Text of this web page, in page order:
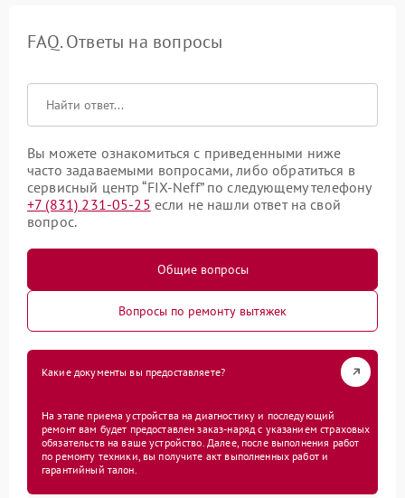
FAQ. Ответы на вопросы
Вы можете ознакомиться с приведенными ниже
часто задаваемыми вопросами, либо обратиться в
сервисный центр “FIX-Neff” по следующему телефону
+7 (831) 231-05-25 если не нашли ответ на свой
вопрос.
Общие вопросы
Вопросы по ремонту вытяжек
Какие документы вы предоставляете?
На этапе приема устройства на диагностику и последующий
ремонт вам будет предоставлен заказ-наряд с указанием страховых
обязательств на ваше устройство. Далее, после выполнения работ
по ремонту техники, вы получите акт выполненных работ и
гарантийный талон.